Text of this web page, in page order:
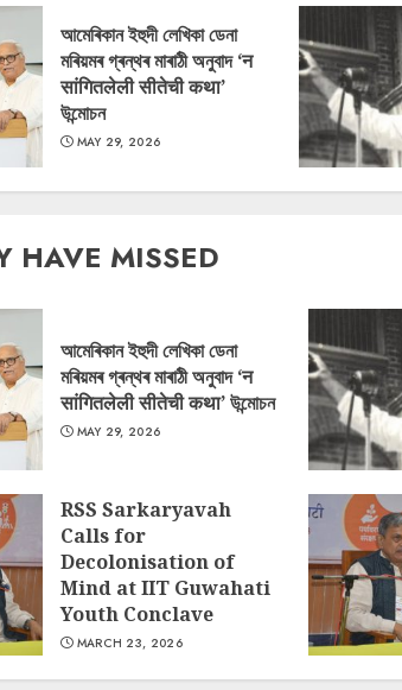
আমেৰিকান ইহুদী লেখিকা ডেনা
মৰিয়মৰ গ্ৰন্থৰ মাৰাঠী অনুবাদ ‘न
सांगितलेली सीतेची कथा’
উন্মোচন
MAY 29, 2026
HAVE MISSED
আমেৰিকান ইহুদী লেখিকা ডেনা
মৰিয়মৰ গ্ৰন্থৰ মাৰাঠী অনুবাদ ‘न
सांगितलेली सीतेची कथा’ উন্মোচন
MAY 29, 2026
RSS Sarkaryavah
Calls for
Decolonisation of
Mind at IIT Guwahati
Youth Conclave
MARCH 23, 2026